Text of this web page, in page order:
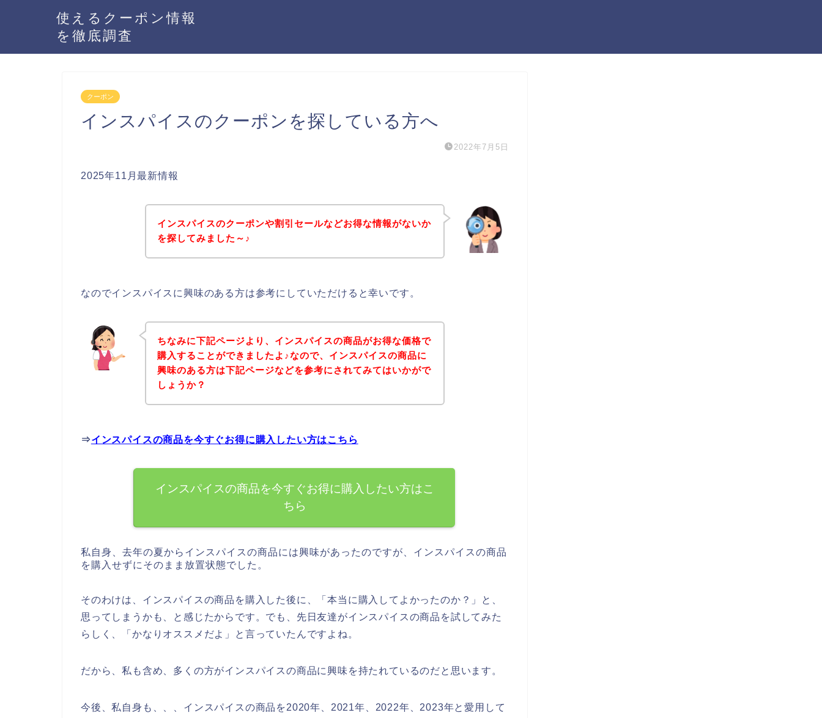
使えるクーポン情報
を徹底調査
クーポン
インスパイスのクーポンを探している方へ
2022年7月5日
2025年11月最新情報
インスパイスのクーポンや割引セールなどお得な情報がないか
を探してみました～♪
なのでインスパイスに興味のある方は参考にしていただけると幸いです。
ちなみに下記ページより、インスパイスの商品がお得な価格で
購入することができましたよ♪なので、インスパイスの商品に
興味のある方は下記ページなどを参考にされてみてはいかがで
しょうか？
⇒インスパイスの商品を今すぐお得に購入したい方はこちら
インスパイスの商品を今すぐお得に購入したい方はこ
ちら
私自身、去年の夏からインスパイスの商品には興味があったのですが、インスパイスの商品
を購入せずにそのまま放置状態でした。
そのわけは、インスパイスの商品を購入した後に、「本当に購入してよかったのか？」と、
思ってしまうかも、と感じたからです。でも、先日友達がインスパイスの商品を試してみた
らしく、「かなりオススメだよ」と言っていたんですよね。
だから、私も含め、多くの方がインスパイスの商品に興味を持たれているのだと思います。
今後、私自身も、、、インスパイスの商品を2020年、2021年、2022年、2023年と愛用して